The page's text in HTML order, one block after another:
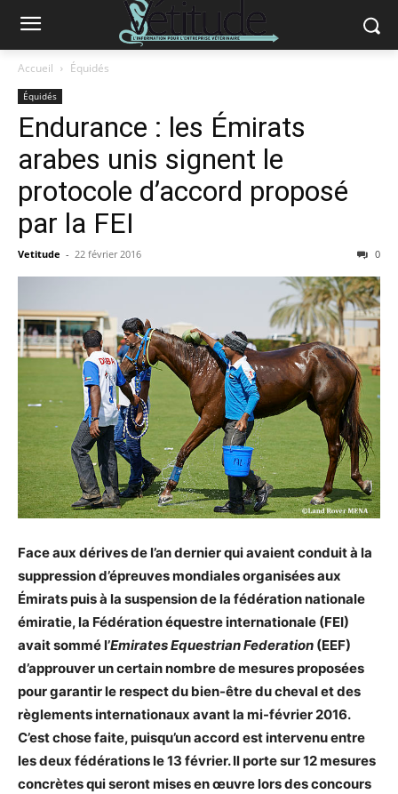
Accueil Équidés
Équidés
Endurance : les Émirats
arabes unis signent le
protocole d’accord proposé
par la FEI
Vetitude - 22 février 2016 0
Face aux dérives de l’an dernier qui avaient conduit à la
suppression d’épreuves mondiales organisées aux
Émirats puis à la suspension de la fédération nationale
émiratie, la Fédération équestre internationale (FEI)
avait sommé l’Emirates Equestrian Federation (EEF)
d’approuver un certain nombre de mesures proposées
pour garantir le respect du bien-être du cheval et des
règlements internationaux avant la mi-février 2016.
C’est chose faite, puisqu’un accord est intervenu entre
les deux fédérations le 13 février. Il porte sur 12 mesures
concrètes qui seront mises en œuvre lors des concours